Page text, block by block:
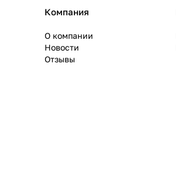
Компания
О компании
Новости
Отзывы